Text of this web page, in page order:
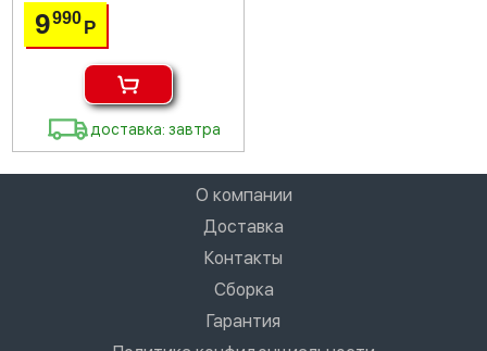
9990Р
доставка: завтра
О компании
Доставка
Контакты
Сборка
Гарантия